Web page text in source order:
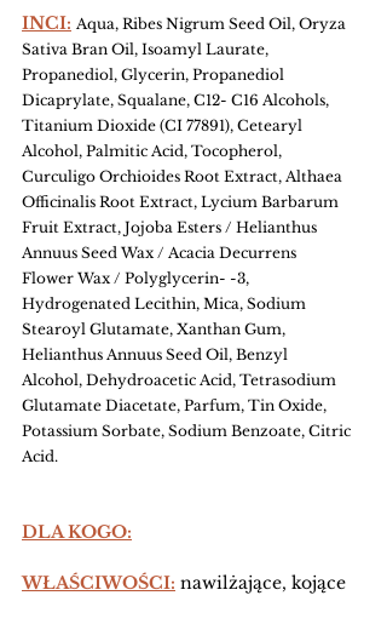
INCI: Aqua, Ribes Nigrum Seed Oil, Oryza
Sativa Bran Oil, Isoamyl Laurate,
Propanediol, Glycerin, Propanediol
Dicaprylate, Squalane, C12- C16 Alcohols,
Titanium Dioxide (CI 77891), Cetearyl
Alcohol, Palmitic Acid, Tocopherol,
Curculigo Orchioides Root Extract, Althaea
Officinalis Root Extract, Lycium Barbarum
Fruit Extract, Jojoba Esters / Helianthus
Annuus Seed Wax / Acacia Decurrens
Flower Wax / Polyglycerin- -3,
Hydrogenated Lecithin, Mica, Sodium
Stearoyl Glutamate, Xanthan Gum,
Helianthus Annuus Seed Oil, Benzyl
Alcohol, Dehydroacetic Acid, Tetrasodium
Glutamate Diacetate, Parfum, Tin Oxide,
Potassium Sorbate, Sodium Benzoate, Citric
Acid.
DLA KOGO:
WŁAŚCIWOŚCI: nawilżające, kojące